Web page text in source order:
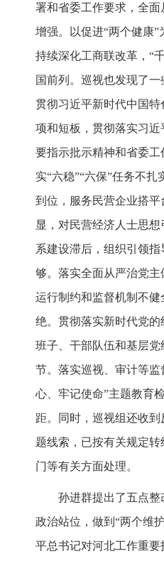
署和省委工作要求，全
增强。以促进“两个健康”
持续深化工商联改革，“
国前列。巡视也发现了
贯彻习近平新时代中国
项和短板，贯彻落实习
要指示批示精神和省委
实“六稳”“六保”任务不
到位，服务民营企业搭平
显，对民营经济人士思
系建设滞后，组织引领
够。落实全面从严治党
运行制约和监督机制不健
绝。贯彻落实新时代党
班子、干部队伍和基层
节。落实巡视、审计等监
心、牢记使命”主题教育
距。同时，巡视组还收
题线索，已按有关规定
门等有关方面处理。
孙进群提出了五点
政治站位，做到“两个维
平总书记对河北工作重